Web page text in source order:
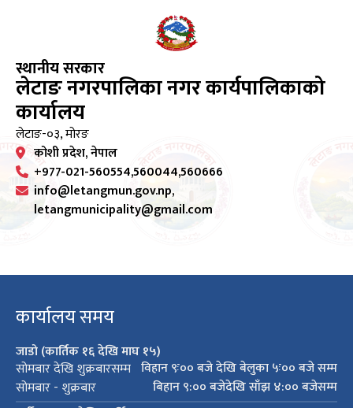
स्थानीय सरकार
लेटाङ नगरपालिका नगर कार्यपालिकाको
कार्यालय
लेटाङ-०३, मोरङ
कोशी प्रदेश, नेपाल
+977-021-560554,560044,560666
info@letangmun.gov.np,
letangmunicipality@gmail.com
कार्यालय समय
जाडो (कार्तिक १६ देखि माघ १५)
सोमबार देखि शुक्रबारसम्म विहान ९ः०० बजे देखि बेलुका ५ः०० बजे सम्म
सोमबार - शुक्रबार
बिहान ९:०० बजेदेखि साँझ ४:०० बजेसम्म